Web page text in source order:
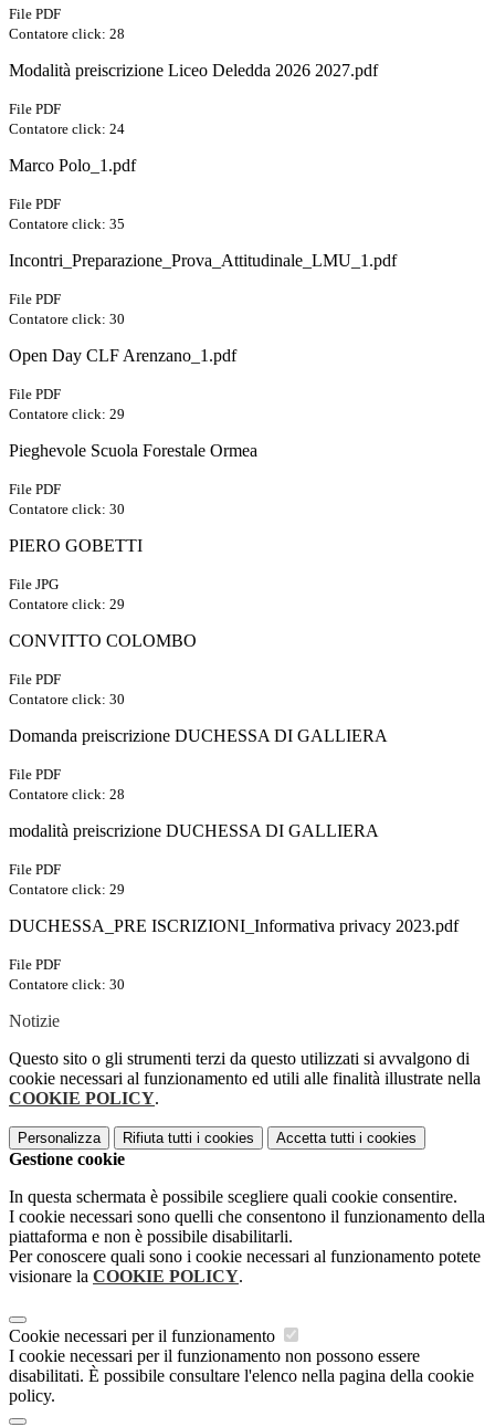
File PDF
Contatore click: 28
Modalità preiscrizione Liceo Deledda 2026 2027.pdf
File PDF
Contatore click: 24
Marco Polo_1.pdf
File PDF
Contatore click: 35
Incontri_Preparazione_Prova_Attitudinale_LMU_1.pdf
File PDF
Contatore click: 30
Open Day CLF Arenzano_1.pdf
File PDF
Contatore click: 29
Pieghevole Scuola Forestale Ormea
File PDF
Contatore click: 30
PIERO GOBETTI
File JPG
Contatore click: 29
CONVITTO COLOMBO
File PDF
Contatore click: 30
Domanda preiscrizione DUCHESSA DI GALLIERA
File PDF
Contatore click: 28
modalità preiscrizione DUCHESSA DI GALLIERA
File PDF
Contatore click: 29
DUCHESSA_PRE ISCRIZIONI_Informativa privacy 2023.pdf
File PDF
Contatore click: 30
Notizie
Questo sito o gli strumenti terzi da questo utilizzati si avvalgono di
cookie necessari al funzionamento ed utili alle finalità illustrate nella
COOKIE POLICY.
Personalizza Rifiuta tutti i cookies Accetta tutti i cookies
Gestione cookie
In questa schermata è possibile scegliere quali cookie consentire.
I cookie necessari sono quelli che consentono il funzionamento della
piattaforma e non è possibile disabilitarli.
Per conoscere quali sono i cookie necessari al funzionamento potete
visionare la COOKIE POLICY.
Cookie necessari per il funzionamento
I cookie necessari per il funzionamento non possono essere
disabilitati. È possibile consultare l'elenco nella pagina della cookie
policy.